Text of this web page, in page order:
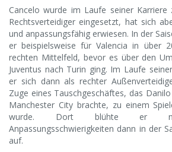
Cancelo wurde im Laufe seiner Karriere
Rechtsverteidiger eingesetzt, hat sich
und anpassungsfähig erwiesen. In der
er beispielsweise für Valencia in über
rechten Mittelfeld, bevor es über den
Juventus nach Turin ging. Im Laufe
er sich dann als rechter
Zuge eines Tauschgeschäftes, das
Manchester City brachte, zu einem
wurde. Dort blühte er
Anpassungsschwierigkeiten dann in der
auf.